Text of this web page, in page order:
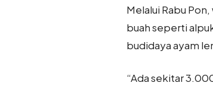
Melalui Rabu
buah seperti
budidaya ayam
“Ada sekitar